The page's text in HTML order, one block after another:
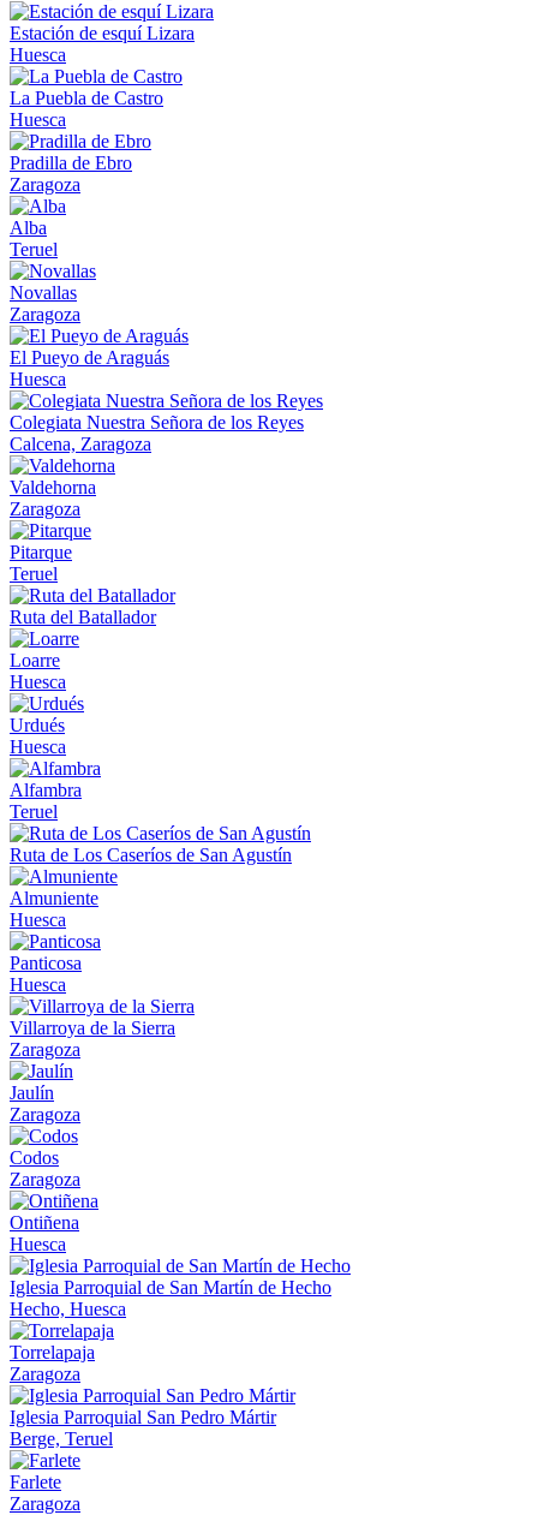
Estación de esquí Lizara
Huesca
La Puebla de Castro
Huesca
Pradilla de Ebro
Zaragoza
Alba
Teruel
Novallas
Zaragoza
El Pueyo de Araguás
Huesca
Colegiata Nuestra Señora de los Reyes
Calcena, Zaragoza
Valdehorna
Zaragoza
Pitarque
Teruel
Ruta del Batallador
Loarre
Huesca
Urdués
Huesca
Alfambra
Teruel
Ruta de Los Caseríos de San Agustín
Almuniente
Huesca
Panticosa
Huesca
Villarroya de la Sierra
Zaragoza
Jaulín
Zaragoza
Codos
Zaragoza
Ontiñena
Huesca
Iglesia Parroquial de San Martín de Hecho
Hecho, Huesca
Torrelapaja
Zaragoza
Iglesia Parroquial San Pedro Mártir
Berge, Teruel
Farlete
Zaragoza